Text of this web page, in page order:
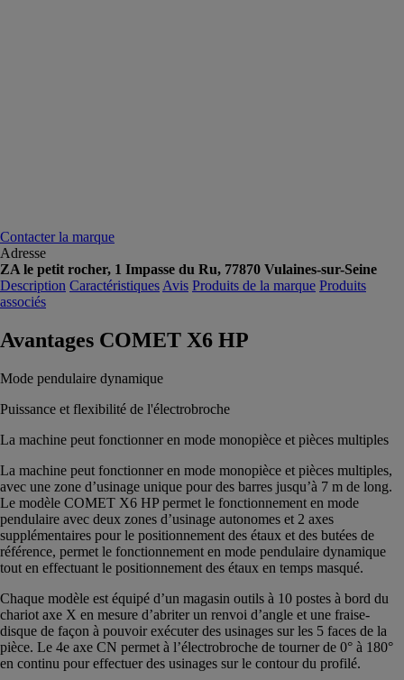
Contacter la marque
Adresse
ZA le petit rocher, 1 Impasse du Ru, 77870 Vulaines-sur-Seine
Description Caractéristiques Avis Produits de la marque Produits
associés
Avantages COMET X6 HP
Mode pendulaire dynamique
Puissance et flexibilité de l'électrobroche
La machine peut fonctionner en mode monopièce et pièces multiples
La machine peut fonctionner en mode monopièce et pièces multiples,
avec une zone d’usinage unique pour des barres jusqu’à 7 m de long.
Le modèle COMET X6 HP permet le fonctionnement en mode
pendulaire avec deux zones d’usinage autonomes et 2 axes
supplémentaires pour le positionnement des étaux et des butées de
référence, permet le fonctionnement en mode pendulaire dynamique
tout en effectuant le positionnement des étaux en temps masqué.
Chaque modèle est équipé d’un magasin outils à 10 postes à bord du
chariot axe X en mesure d’abriter un renvoi d’angle et une fraise-
disque de façon à pouvoir exécuter des usinages sur les 5 faces de la
pièce. Le 4e axe CN permet à l’électrobroche de tourner de 0° à 180°
en continu pour effectuer des usinages sur le contour du profilé.